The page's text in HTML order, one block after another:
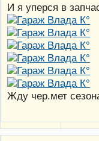
И я уперся в
Жду чер.мет